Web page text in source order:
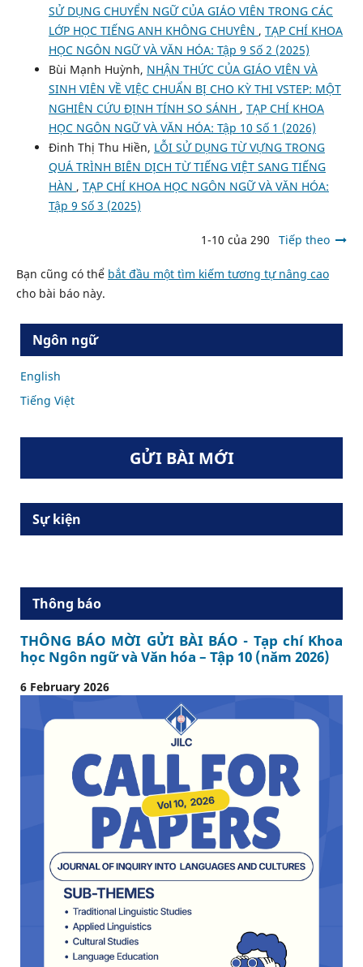
SỬ DỤNG CHUYỂN NGỮ CỦA GIÁO VIÊN TRONG CÁC
LỚP HỌC TIẾNG ANH KHÔNG CHUYÊN , TẠP CHÍ KHOA
HỌC NGÔN NGỮ VÀ VĂN HÓA: Tập 9 Số 2 (2025)
Bùi Mạnh Huỳnh, NHẬN THỨC CỦA GIÁO VIÊN VÀ
SINH VIÊN VỀ VIỆC CHUẨN BỊ CHO KỲ THI VSTEP: MỘT
NGHIÊN CỨU ĐỊNH TÍNH SO SÁNH , TẠP CHÍ KHOA
HỌC NGÔN NGỮ VÀ VĂN HÓA: Tập 10 Số 1 (2026)
Đinh Thị Thu Hiền, LỖI SỬ DỤNG TỪ VỰNG TRONG
QUÁ TRÌNH BIÊN DỊCH TỪ TIẾNG VIỆT SANG TIẾNG
HÀN , TẠP CHÍ KHOA HỌC NGÔN NGỮ VÀ VĂN HÓA:
Tập 9 Số 3 (2025)
1-10 của 290 Tiếp theo
Bạn cũng có thể bắt đầu một tìm kiếm tương tự nâng cao
cho bài báo này.
Ngôn ngữ
English
Tiếng Việt
GỬI BÀI MỚI
Sự kiện
Thông báo
THÔNG BÁO MỜI GỬI BÀI BÁO - Tạp chí Khoa
học Ngôn ngữ và Văn hóa – Tập 10 (năm 2026)
6 February 2026